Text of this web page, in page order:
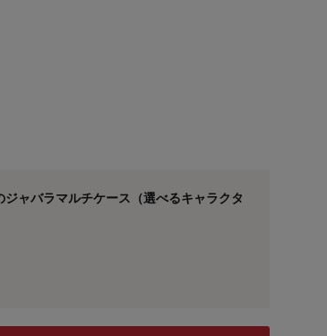
ャバラマルチケース（選べるキャラクタ